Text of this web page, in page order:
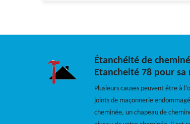
Étanchéité de
Etancheité 78 pour sa
Plusieurs causes peuvent être à
joints de maçonnerie
cheminée, un chapeau de